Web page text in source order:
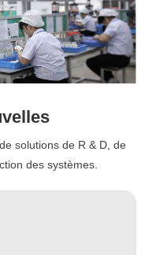
solutions de R & D, de
des systèmes.